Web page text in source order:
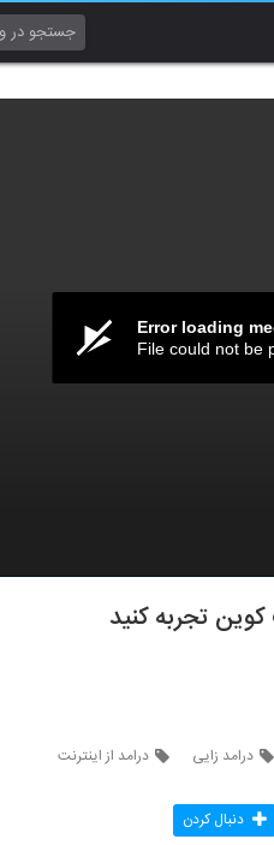
Error loading
File could not be
تجربه کنید
درامد زایی درامد از اینترنت
دنبال کردن